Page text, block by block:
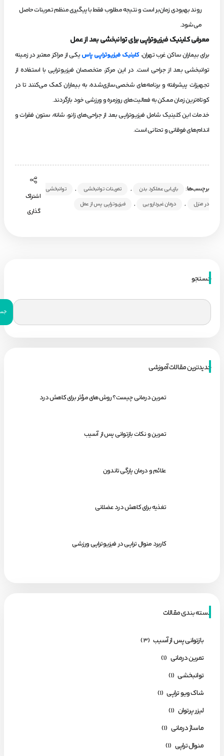
روند بهبودی زمان‌بر است و نتیجه مطلوب فقط با پیگیری منظم تمرینات حاصل
می‌شود.
معرفی کلینیک فیزیوتراپی برای توانبخشی بعد از عمل
برای بیماران ساکن غرب تهران،کلینیک فیزیوتراپی پاس یکی از مراکز معتبر در زمینه
توانبخشی بعد از جراحی است. در این مرکز، متخصصان فیزیوتراپی با استفاده از
تجهیزات پیشرفته و برنامه‌های شخصی‌سازی‌شده، به بیماران کمک می‌کنند تا در
کوتاه‌ترین زمان ممکن به فعالیت‌های روزمره و ورزشی خود بازگردند.
خدمات این کلینیک شامل فیزیوتراپی بعد از جراحی‌های زانو، شانه، ستون فقرات و
اندام‌های فوقانی و تحتانی است.
برچسب‌ها: بازیابی عملکرد بدن , تمرینات توانبخشی ,
توانبخشی
در منزل
, درمان غیردارویی , فیزیوتراپی پس از عمل
اشتراک
گذاری
جستجو
جدیدترین مقالات آموزشی
تمرین درمانی چیست؟ روش‌های مؤثر برای کاهش درد
تمرین و نکات بازتوانی پس از آسیب
علائم و درمان پارگی تاندون
تغذیه برای کاهش درد عضلانی
کاربرد منوال تراپی در فیزیوتراپی ورزشی
دسته بندی مقالات
بازتوانی پس از آسیب (3)
تمرین درمانی (1)
توانبخشی (1)
شاک ویو تراپی (1)
لیزر پرتوان (1)
ماساژ درمانی (1)
منوال تراپی (1)